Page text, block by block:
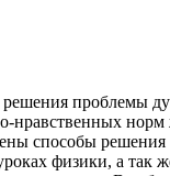
проблемы
нравственных
способы
физики, а